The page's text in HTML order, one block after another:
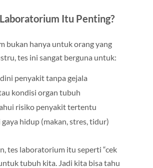
Itu Penting?
bukan hanya untuk orang yang
tes ini sangat berguna untuk:
penyakit tanpa gejala
kondisi organ tubuh
risiko penyakit tertentu
gaya hidup (makan, stres, tidur)
tes laboratorium itu seperti “cek
tubuh kita. Jadi kita bisa tahu